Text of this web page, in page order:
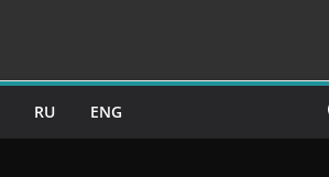
RU ENG